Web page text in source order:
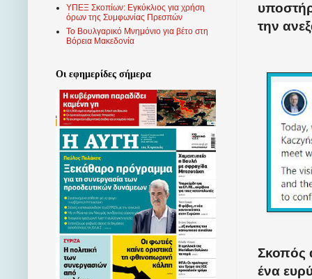
την
Σκοπός
ένα
ΥΠΕΞ Σκοπίων: Εγκύκλιος για χρήση
όρων της Συμφωνίας Πρεσπών
Το Βουλγαρικό Μνημόνιο για βέτο στη
Βόρεια Μακεδονία
Οι εφημερίδες σήμερα